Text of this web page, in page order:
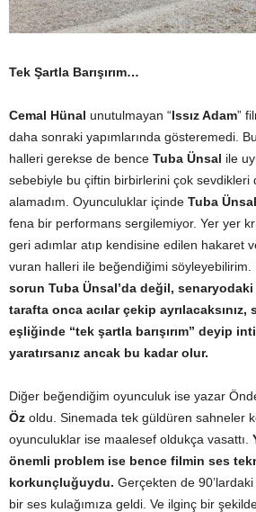
Tek Şartla Barışırım…
Cemal Hünal unutulmayan “Issız Adam”
daha sonraki yapımlarında gösteremedi.
halleri gerekse de bence Tuba Ünsal ile
sebebiyle bu çiftin birbirlerini çok sevdikleri
alamadım. Oyunculuklar içinde Tuba Ünsal
fena bir performans sergilemiyor. Yer yer
geri adımlar atıp kendisine edilen hakaret
vuran halleri ile beğendiğimi
sorun Tuba Ünsal’da değil,
tarafta onca acılar çekip ayrılacaksınız,
eşliğinde “tek şartla barışırım” deyip
yaratırsanız ancak bu kadar olur.
Diğer beğendiğim oyunculuk ise yazar
Öz oldu. Sinemada tek güldüren sahneler
oyunculuklar ise maalesef oldukça vasattı.
önemli problem ise bence filmin ses
korkunçluğuydu. Gerçekten de
bir ses kulağımıza geldi. Ve ilginç bir